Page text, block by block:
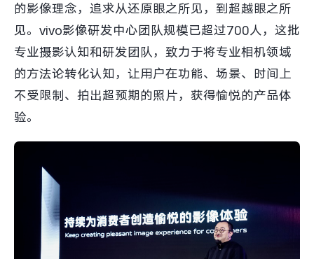
的影像理念，追求从还原眼之所见，到超越眼之所
见。vivo影像研发中心团队规模已超过700人，这批
专业摄影认知和研发团队，致力于将专业相机领域
的方法论转化认知，让用户在功能、场景、时间上
不受限制、拍出超预期的照片，获得愉悦的产品体
验。